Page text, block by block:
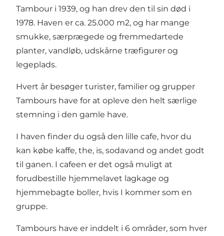
Tambour i 1939, og han drev den til sin død i
1978. Haven er ca. 25.000 m2, og har mange
smukke, særprægede og fremmedartede
planter, vandløb, udskårne træfigurer og
legeplads.
Hvert år besøger turister, familier og grupper
Tambours have for at opleve den helt særlige
stemning i den gamle have.
I haven finder du også den lille cafe, hvor du
kan købe kaffe, the, is, sodavand og andet godt
til ganen. I cafeen er det også muligt at
forudbestille hjemmelavet lagkage og
hjemmebagte boller, hvis I kommer som en
gruppe.
Tambours have er inddelt i 6 områder, som hver